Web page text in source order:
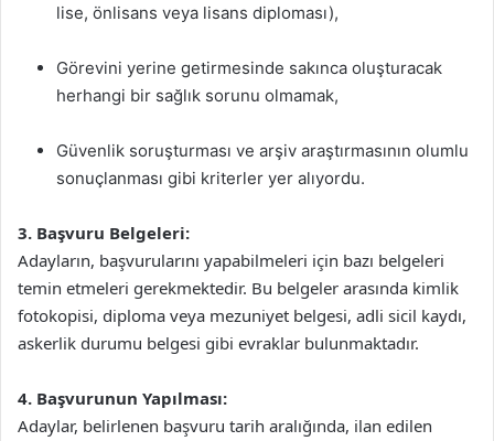
lise, önlisans veya lisans diploması),
Görevini yerine getirmesinde sakınca oluşturacak
herhangi bir sağlık sorunu olmamak,
Güvenlik soruşturması ve arşiv araştırmasının olumlu
sonuçlanması gibi kriterler yer alıyordu.
3. Başvuru Belgeleri:
Adayların, başvurularını yapabilmeleri için bazı belgeleri
temin etmeleri gerekmektedir. Bu belgeler arasında kimlik
fotokopisi, diploma veya mezuniyet belgesi, adli sicil kaydı,
askerlik durumu belgesi gibi evraklar bulunmaktadır.
4. Başvurunun Yapılması:
Adaylar, belirlenen başvuru tarih aralığında, ilan edilen